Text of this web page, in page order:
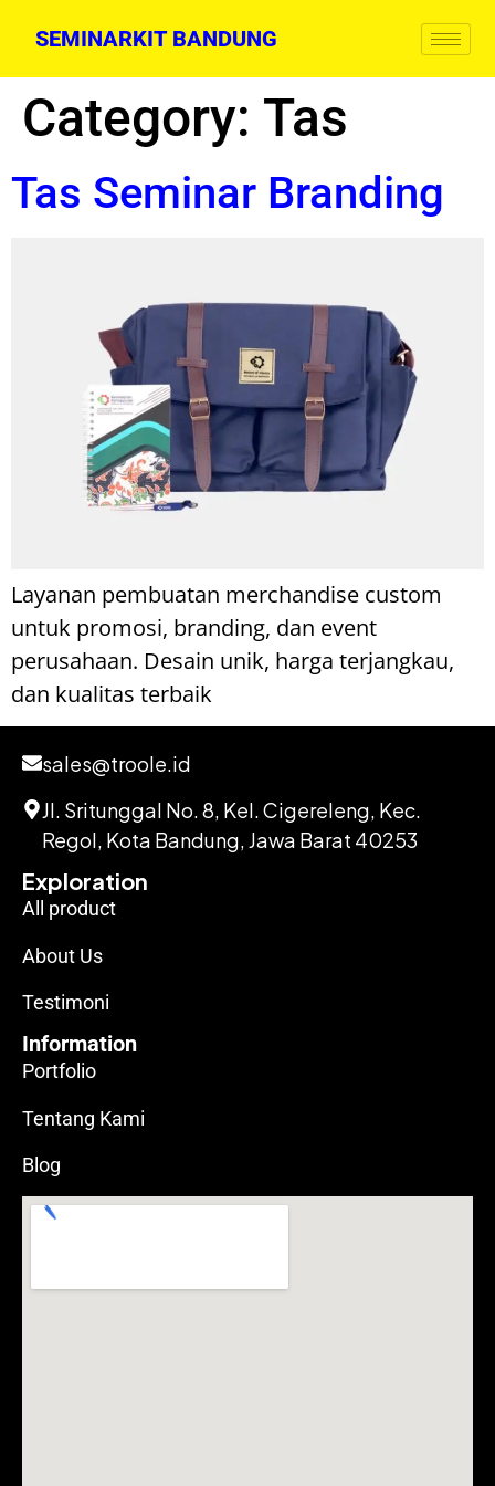
SEMINARKIT BANDUNG
Category: Tas
Tas Seminar Branding
Layanan pembuatan merchandise custom
untuk promosi, branding, dan event
perusahaan. Desain unik, harga terjangkau,
dan kualitas terbaik
sales@troole.id
Jl. Sritunggal No. 8, Kel. Cigereleng, Kec.
Regol, Kota Bandung, Jawa Barat 40253
Exploration
All product
About Us
Testimoni
Information
Portfolio
Tentang Kami
Blog